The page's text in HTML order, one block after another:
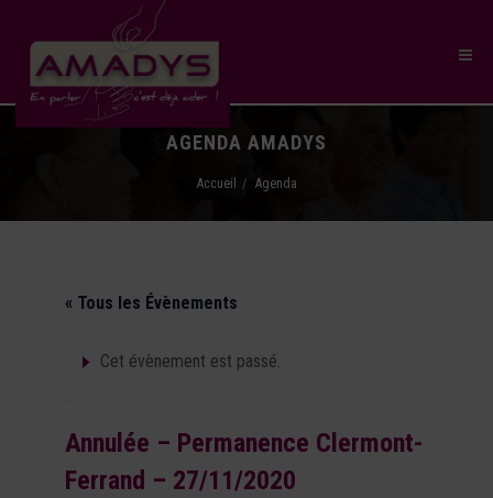
AGENDA AMADYS
Accueil Agenda
« Tous les Évènements
Cet évènement est passé.
Annulée – Permanence Clermont-
Ferrand – 27/11/2020